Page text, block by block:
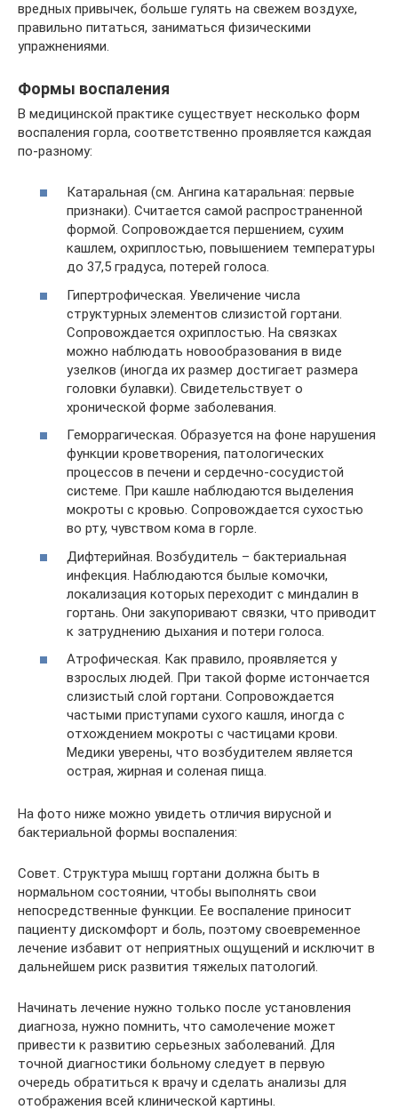
вредных привычек, больше гулять на свежем воздухе,
правильно питаться, заниматься физическими
упражнениями.
Формы воспаления
В медицинской практике существует несколько форм
воспаления горла, соответственно проявляется каждая
по-разному:
Катаральная (см. Ангина катаральная: первые
признаки). Считается самой распространенной
формой. Сопровождается першением, сухим
кашлем, охриплостью, повышением температуры
до 37,5 градуса, потерей голоса.
Гипертрофическая. Увеличение числа
структурных элементов слизистой гортани.
Сопровождается охриплостью. На связках
можно наблюдать новообразования в виде
узелков (иногда их размер достигает размера
головки булавки). Свидетельствует о
хронической форме заболевания.
Геморрагическая. Образуется на фоне нарушения
функции кроветворения, патологических
процессов в печени и сердечно-сосудистой
системе. При кашле наблюдаются выделения
мокроты с кровью. Сопровождается сухостью
во рту, чувством кома в горле.
Дифтерийная. Возбудитель – бактериальная
инфекция. Наблюдаются былые комочки,
локализация которых переходит с миндалин в
гортань. Они закупоривают связки, что приводит
к затруднению дыхания и потери голоса.
Атрофическая. Как правило, проявляется у
взрослых людей. При такой форме истончается
слизистый слой гортани. Сопровождается
частыми приступами сухого кашля, иногда с
отхождением мокроты с частицами крови.
Медики уверены, что возбудителем является
острая, жирная и соленая пища.
На фото ниже можно увидеть отличия вирусной и
бактериальной формы воспаления:
Совет. Структура мышц гортани должна быть в
нормальном состоянии, чтобы выполнять свои
непосредственные функции. Ее воспаление приносит
пациенту дискомфорт и боль, поэтому своевременное
лечение избавит от неприятных ощущений и исключит в
дальнейшем риск развития тяжелых патологий.
Начинать лечение нужно только после установления
диагноза, нужно помнить, что самолечение может
привести к развитию серьезных заболеваний. Для
точной диагностики больному следует в первую
очередь обратиться к врачу и сделать анализы для
отображения всей клинической картины.